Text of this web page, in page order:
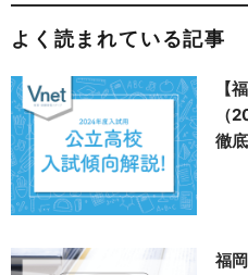
よく読まれている記事
【
（
徹
福